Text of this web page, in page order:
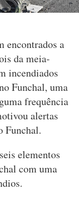
encontrados a
da meia-
incendiados
Funchal, uma
frequência
alertas
Funchal.
elementos
com uma